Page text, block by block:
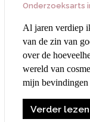
Onderzoeksarts
Al jaren verdiep
van de zin van
over de
wereld van
mijn bevindingen
Verder lezen